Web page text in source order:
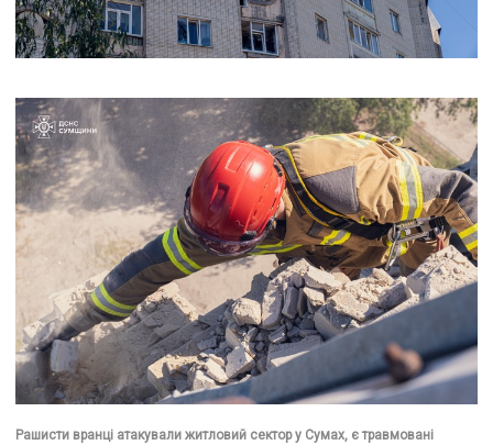
Рашисти вранці атакували житловий сектор у Сумах, є травмовані